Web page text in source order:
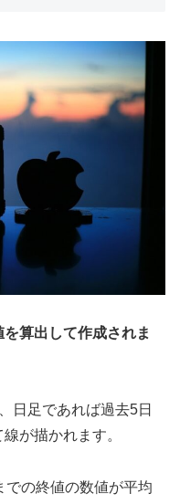
算出して作成されま
日足であれば過去5日
が描かれます。
での終値の数値が平均